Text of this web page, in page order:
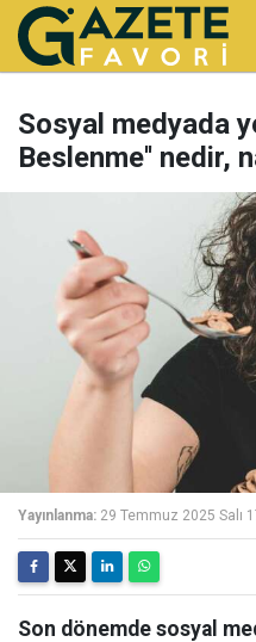
Sosyal medyada
Beslenme'' nedir,
Yayınlanma: 29 Temmuz 2025 Salı
Son dönemde sosyal